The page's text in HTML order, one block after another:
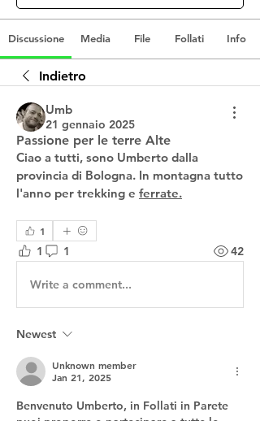
Discussione Media File Follati Info
Indietro
Umb
21 gennaio 2025
Passione per le terre Alte
Ciao a tutti, sono Umberto dalla
provincia di Bologna. In montagna tutto
l'anno per trekking e ferrate.
1
1 1 42
Write a comment...
Newest
Unknown member
Jan 21, 2025
Benvenuto Umberto, in Follati in Parete